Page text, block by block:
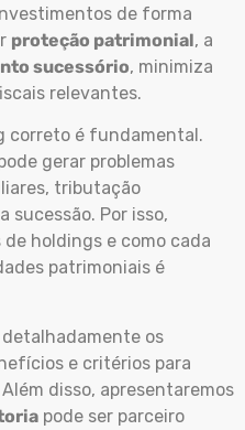
de forma
proteção patrimonial, a
sucessório, minimiza
relevantes.
correto é fundamental.
gerar problemas
tributação
sucessão. Por isso,
holdings e como cada
patrimoniais é
os
e critérios para
disso, apresentaremos
pode ser parceiro